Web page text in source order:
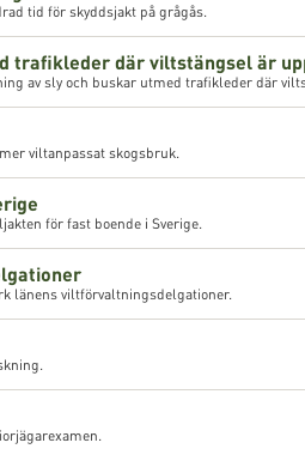
tid för skyddsjakt på grågås.
trafikleder där viltstängsel är
av sly och buskar utmed trafikleder där
viltanpassat skogsbruk.
för fast boende i Sverige.
länens viltförvaltningsdelgationer.